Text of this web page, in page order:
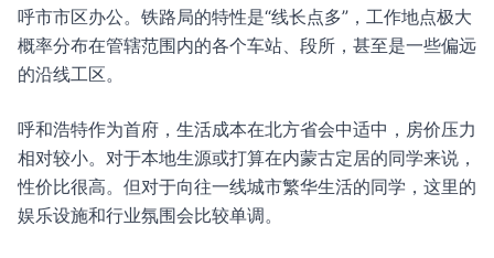
呼市市区办公。铁路局的特性是“线长点多”，工作地点极大
概率分布在管辖范围内的各个车站、段所，甚至是一些偏远
的沿线工区。
呼和浩特作为首府，生活成本在北方省会中适中，房价压力
相对较小。对于本地生源或打算在内蒙古定居的同学来说，
性价比很高。但对于向往一线城市繁华生活的同学，这里的
娱乐设施和行业氛围会比较单调。